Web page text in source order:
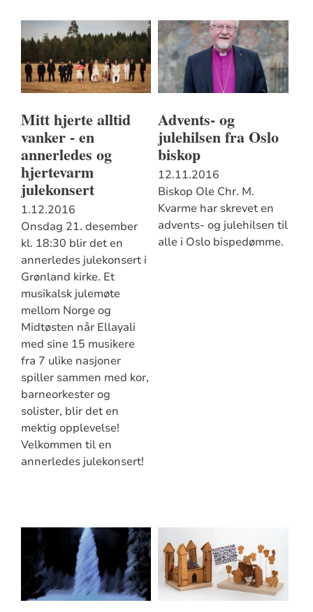
Mitt hjerte alltid
vanker - en
annerledes og
hjertevarm
julekonsert
1.12.2016
Onsdag 21. desember
kl. 18:30 blir det en
annerledes julekonsert i
Grønland kirke. Et
musikalsk julemøte
mellom Norge og
Midtøsten når Ellayali
med sine 15 musikere
fra 7 ulike nasjoner
spiller sammen med kor,
barneorkester og
solister, blir det en
mektig opplevelse!
Velkommen til en
annerledes julekonsert!
Advents- og
julehilsen fra Oslo
biskop
12.11.2016
Biskop Ole Chr. M.
Kvarme har skrevet en
advents- og julehilsen til
alle i Oslo bispedømme.